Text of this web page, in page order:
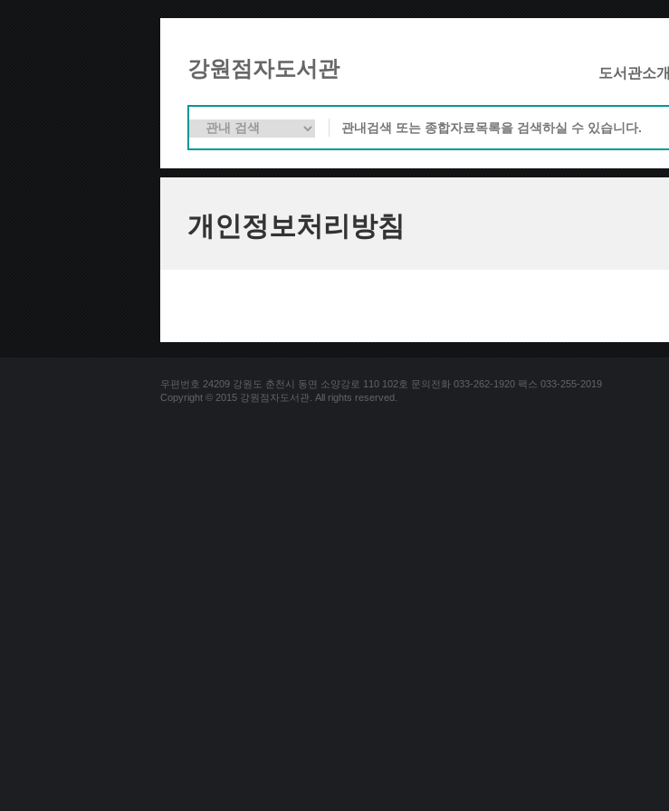
강원점자도서관 도서관소개
개인정보처리방침
우편번호 24209 강원도 춘천시 동면 소양강로 110 102호 문의전화 033-262-1920 팩스 033-255-2019
Copyright © 2015 강원점자도서관. All rights reserved.